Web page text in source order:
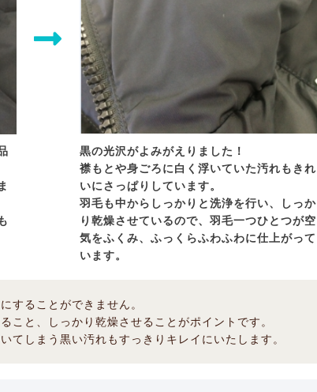
黒の光沢がよみがえりました！
襟もとや身ごろに白く浮いていた汚れもきれ
いにさっぱりしています。
羽毛も中からしっかりと洗浄を行い、しっか
り乾燥させているので、羽毛一つひとつが空
気をふくみ、ふっくらふわふわに仕上がって
います。
することができません。
こと、しっかり乾燥させることがポイントです。
てしまう黒い汚れもすっきりキレイにいたします。